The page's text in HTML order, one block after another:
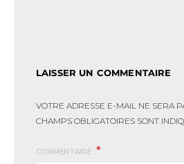
LAISSER UN COMMENTAIRE
VOTRE ADRESSE E-MAIL NE SERA
CHAMPS OBLIGATOIRES SONT
COMMENTAIRE